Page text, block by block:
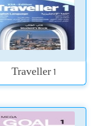
Traveller 1